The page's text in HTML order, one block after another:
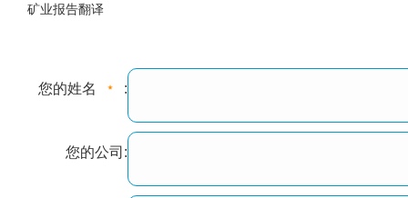
矿业报告翻译
您的姓名 :
您的公司: